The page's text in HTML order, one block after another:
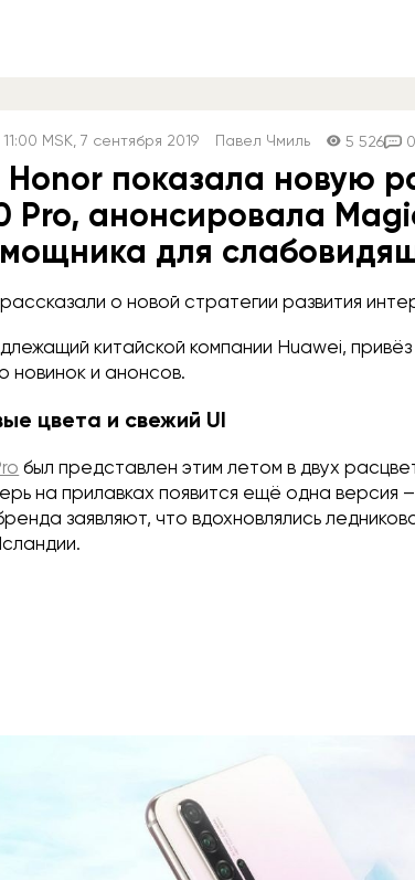
11:00 MSK , 7 сентября 2019 Павел Чмиль 5 526 0
Honor показала новую
Pro, анонсировала
для
о новой стратегии развития
китайской компании Huawei, привёз
новинок и анонсов.
цвета и свежий UI
был представлен этим летом в двух
на прилавках появится ещё одна версия
заявляют, что вдохновлялись